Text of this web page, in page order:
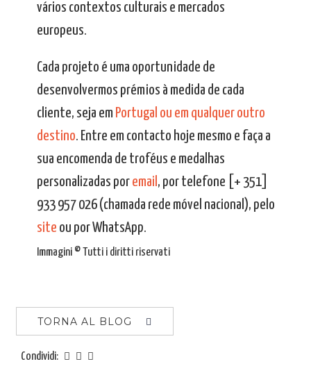
vários contextos culturais e mercados
europeus.
Cada projeto é uma oportunidade de
desenvolvermos prémios à medida de cada
cliente, seja em Portugal ou em qualquer outro
destino. Entre em contacto hoje mesmo e faça a
sua encomenda de troféus e medalhas
personalizadas por email , por telefone [+ 351]
933 957 026 (chamada rede móvel nacional), pelo
site ou por WhatsApp.
Immagini © Tutti i diritti riservati
TORNA AL BLOG
Condividi: